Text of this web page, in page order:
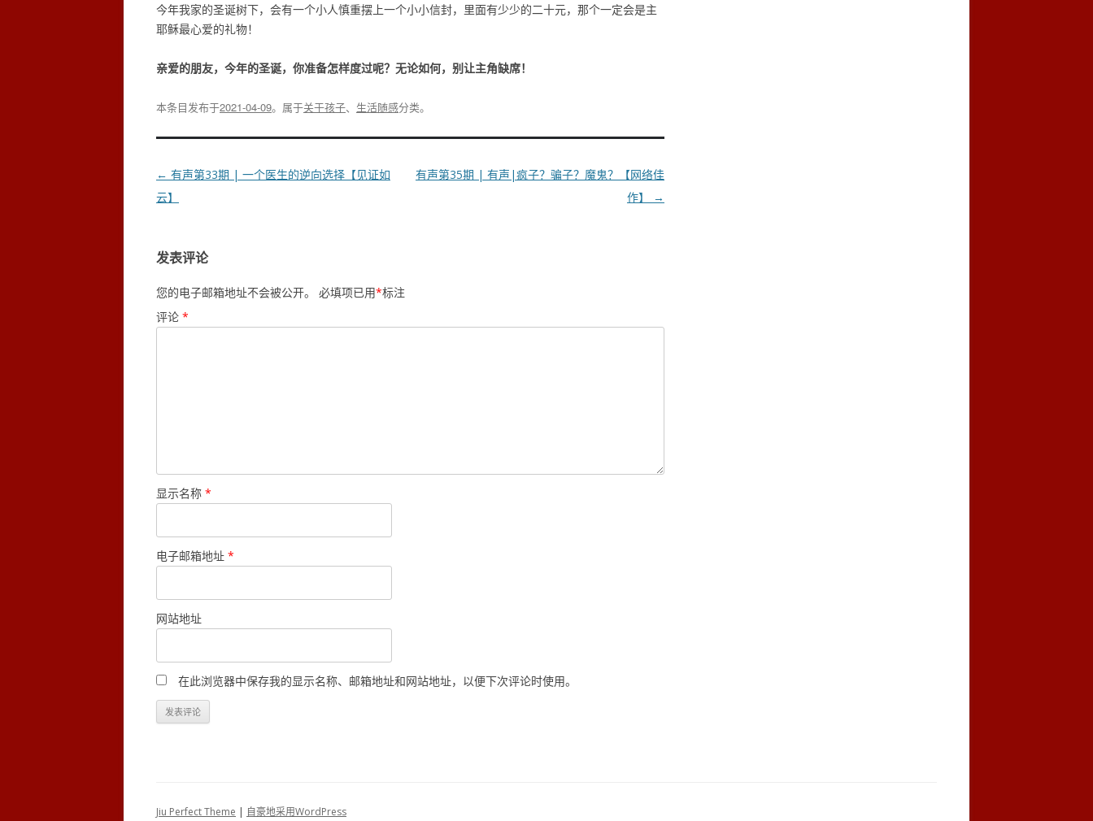
今年我家的圣诞树下，会有一个小人慎重摆上一个小小信封，里面有少少的二十元，那个一定会是主
耶稣最心爱的礼物！
亲爱的朋友，今年的圣诞，你准备怎样度过呢？无论如何，别让主角缺席！
本条目发布于2021-04-09。属于关于孩子、 生活随感分类。
文
章
← 有声第33期 | 一个医生的逆向选择【见证如
云】
有声第35期 | 有声|疯子？骗子？魔鬼？【网络佳
作】
→
发表评论
您的电子邮箱地址不会被公开。 必填项已用*标注
评论 *
显示名称 *
电子邮箱地址 *
网站地址
在此浏览器中保存我的显示名称、邮箱地址和网站地址，以便下次评论时使用。
Jiu Perfect Theme | 自豪地采用WordPress